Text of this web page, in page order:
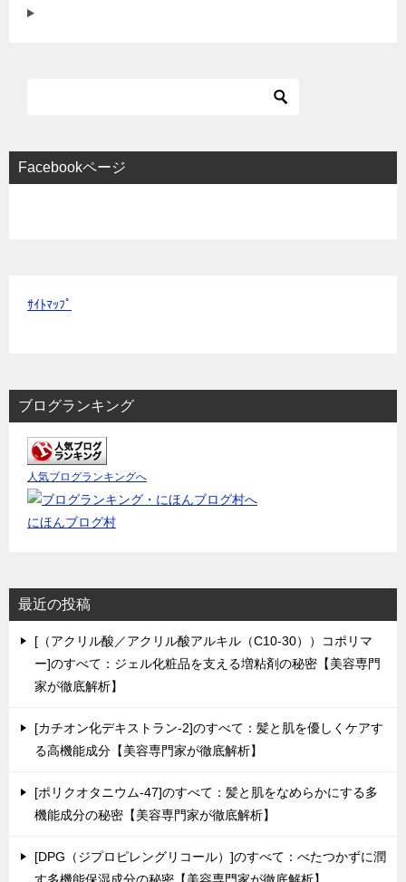
Facebookページ
ｻｲﾄﾏｯﾌﾟ
ブログランキング
人気ブログランキングへ
にほんブログ村
最近の投稿
[（アクリル酸／アクリル酸アルキル（C10-30））コポリマ
ー]のすべて：ジェル化粧品を支える増粘剤の秘密【美容専門
家が徹底解析】
[カチオン化デキストラン-2]のすべて：髪と肌を優しくケアす
る高機能成分【美容専門家が徹底解析】
[ポリクオタニウム-47]のすべて：髪と肌をなめらかにする多
機能成分の秘密【美容専門家が徹底解析】
[DPG（ジプロピレングリコール）]のすべて：べたつかずに潤